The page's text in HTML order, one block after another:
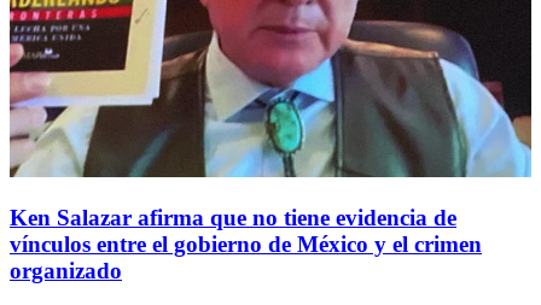
Ken Salazar afirma que no tiene evidencia de
vínculos entre el gobierno de México y el crimen
organizado